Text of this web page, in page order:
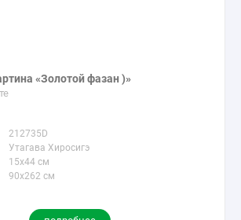
«Золотой фазан )»
212735D
Утагава Хиросигэ
15x44 см
90x262 см